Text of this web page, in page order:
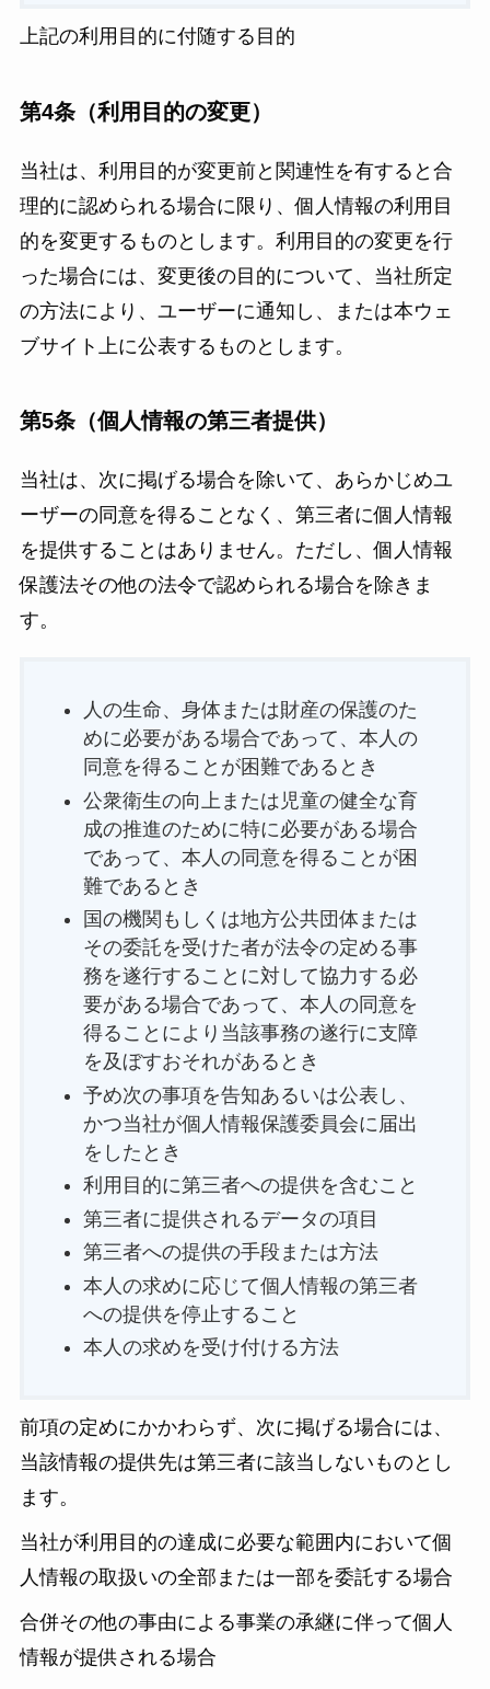
上記の利用目的に付随する目的
第4条（利用目的の変更）
当社は、利用目的が変更前と関連性を有すると合
理的に認められる場合に限り、個人情報の利用目
的を変更するものとします。利用目的の変更を行
った場合には、変更後の目的について、当社所定
の方法により、ユーザーに通知し、または本ウェ
ブサイト上に公表するものとします。
第5条（個人情報の第三者提供）
当社は、次に掲げる場合を除いて、あらかじめユ
ーザーの同意を得ることなく、第三者に個人情報
を提供することはありません。ただし、個人情報
保護法その他の法令で認められる場合を除きま
す。
人の生命、身体または財産の保護のた
めに必要がある場合であって、本人の
同意を得ることが困難であるとき
公衆衛生の向上または児童の健全な育
成の推進のために特に必要がある場合
であって、本人の同意を得ることが困
難であるとき
国の機関もしくは地方公共団体または
その委託を受けた者が法令の定める事
務を遂行することに対して協力する必
要がある場合であって、本人の同意を
得ることにより当該事務の遂行に支障
を及ぼすおそれがあるとき
予め次の事項を告知あるいは公表し、
かつ当社が個人情報保護委員会に届出
をしたとき
利用目的に第三者への提供を含むこと
第三者に提供されるデータの項目
第三者への提供の手段または方法
本人の求めに応じて個人情報の第三者
への提供を停止すること
本人の求めを受け付ける方法
前項の定めにかかわらず、次に掲げる場合には、
当該情報の提供先は第三者に該当しないものとし
ます。
当社が利用目的の達成に必要な範囲内において個
人情報の取扱いの全部または一部を委託する場合
合併その他の事由による事業の承継に伴って個人
情報が提供される場合